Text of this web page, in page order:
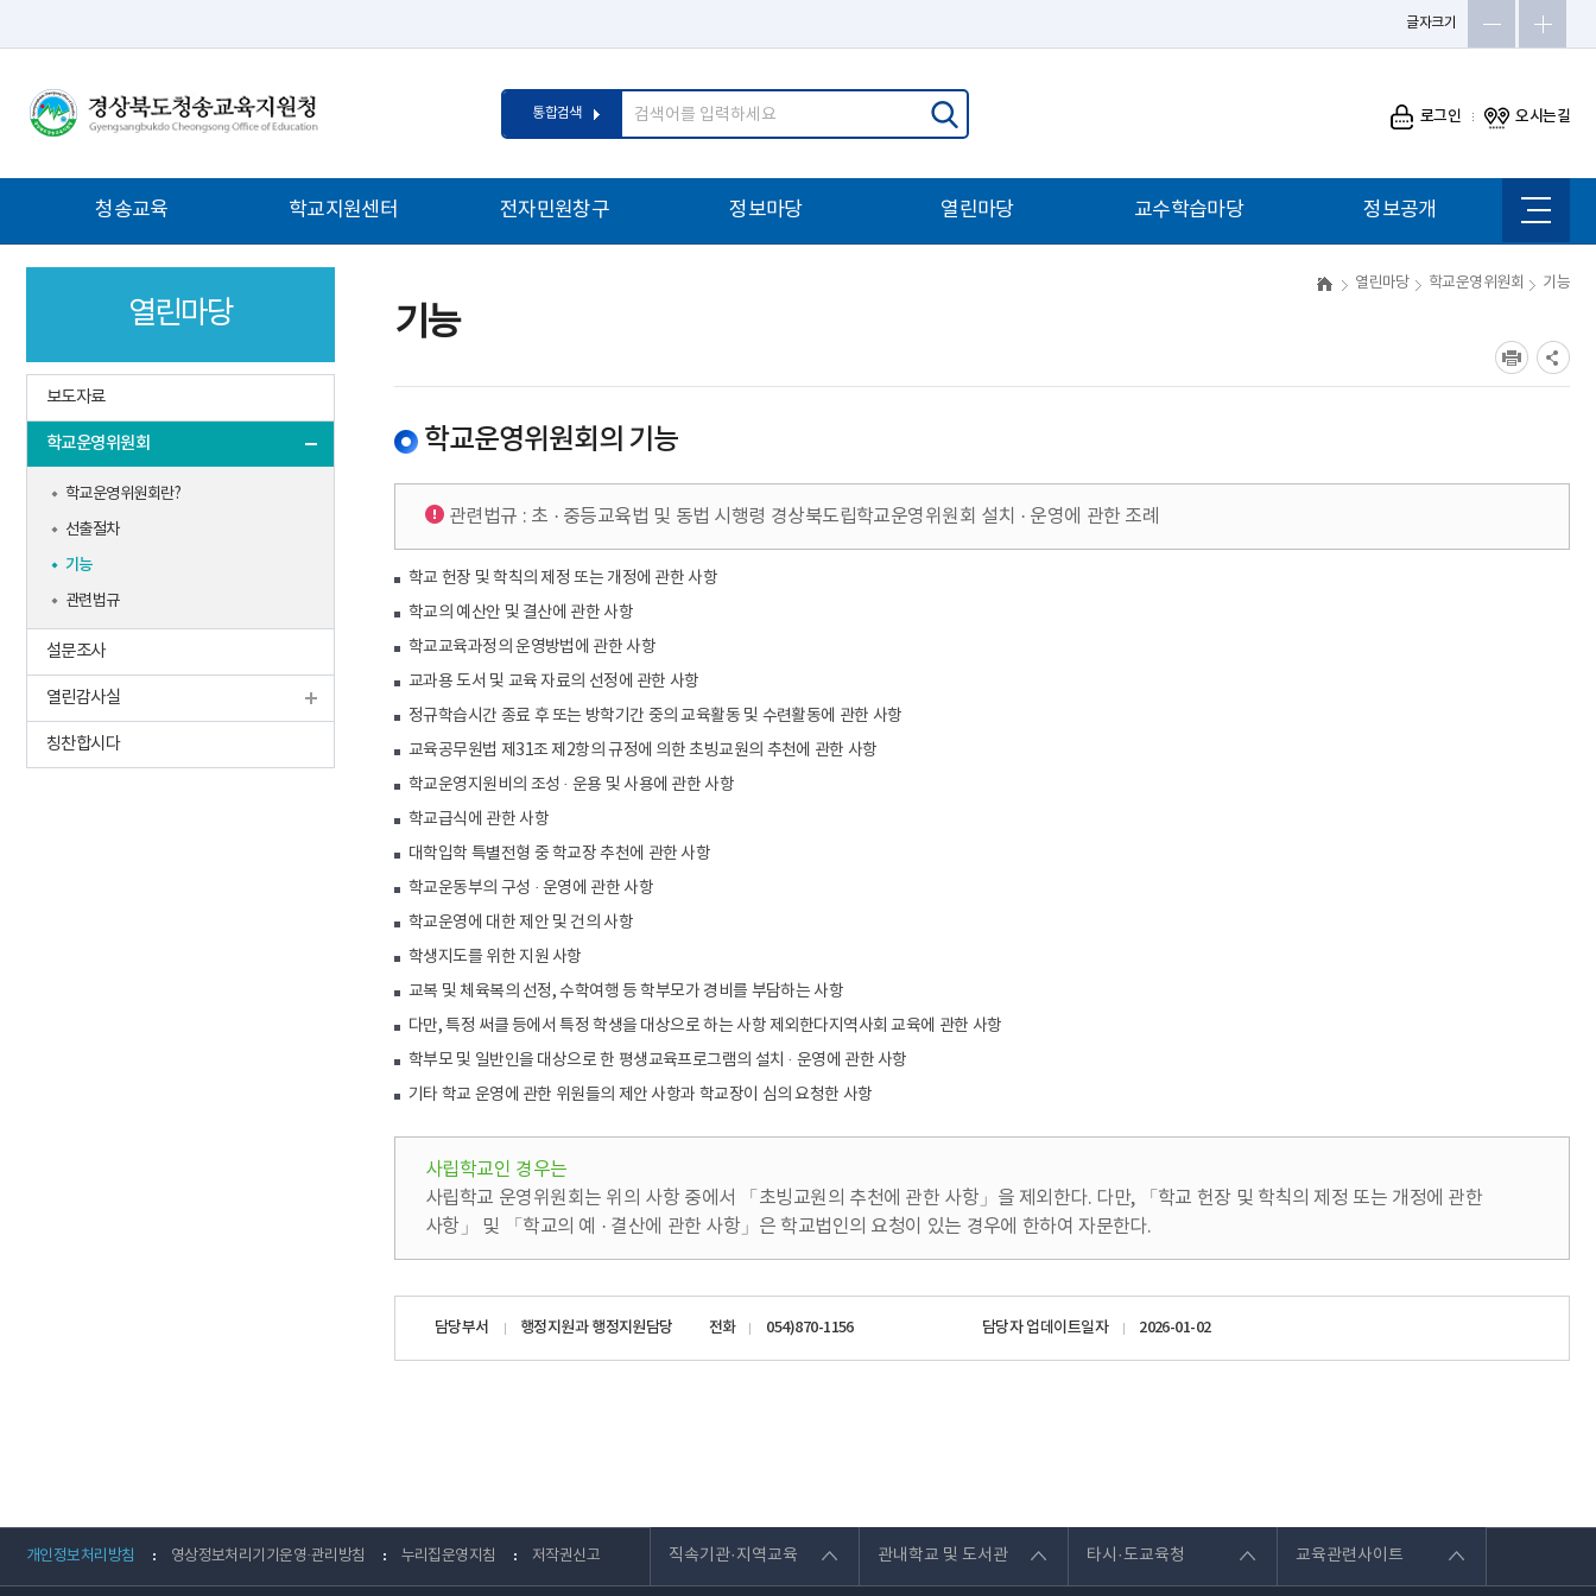
글자크기
로그인 오시는길
통합검색
합
색
력
뉴
사이트
맵
청송교육 학교지원센터 전자민원창구 정보마당 열린마당 교수학습마당 정보공개
열린마당
보도자료
학교운영위원회
학교운영위원회란?
선출절차
기능
관련법규
설문조사
열린감사실
칭찬합시다
열린마당 학교운영위원회 기능
기능
학교운영위원회의 기능
관련법규 : 초 · 중등교육법 및 동법 시행령 경상북도립학교운영위원회 설치 · 운영에 관한 조례
학교 헌장 및 학칙의 제정 또는 개정에 관한 사항
학교의 예산안 및 결산에 관한 사항
학교교육과정의 운영방법에 관한 사항
교과용 도서 및 교육 자료의 선정에 관한 사항
정규학습시간 종료 후 또는 방학기간 중의 교육활동 및 수련활동에 관한 사항
교육공무원법 제31조 제2항의 규정에 의한 초빙교원의 추천에 관한 사항
학교운영지원비의 조성 · 운용 및 사용에 관한 사항
학교급식에 관한 사항
대학입학 특별전형 중 학교장 추천에 관한 사항
학교운동부의 구성 · 운영에 관한 사항
학교운영에 대한 제안 및 건의 사항
학생지도를 위한 지원 사항
교복 및 체육복의 선정, 수학여행 등 학부모가 경비를 부담하는 사항
다만, 특정 써클 등에서 특정 학생을 대상으로 하는 사항 제외한다지역사회 교육에 관한 사항
학부모 및 일반인을 대상으로 한 평생교육프로그램의 설치 · 운영에 관한 사항
기타 학교 운영에 관한 위원들의 제안 사항과 학교장이 심의 요청한 사항
사립학교인 경우는
사립학교 운영위원회는 위의 사항 중에서 「초빙교원의 추천에 관한 사항」을 제외한다. 다만, 「학교 헌장 및 학칙의 제정 또는 개정에 관한
사항」 및 「학교의 예 · 결산에 관한 사항」은 학교법인의 요청이 있는 경우에 한하여 자문한다.
담당부서 행정지원과 행정지원담당 전화 054)870-1156 담당자 업데이트일자 2026-01-02
개인정보처리방침 영상정보처리기기운영·관리방침 누리집운영지침 저작권신고 직속기관·지역교육 관내학교 및 도서관 타시·도교육청 교육관련사이트